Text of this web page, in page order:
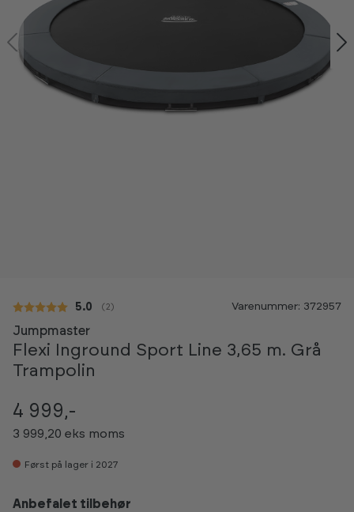
Gennemsnitlig vurdering:
5.0 ( stemmer:
2 ) Varenummer: 372957
Jumpmaster
Flexi Inground Sport Line 3,65 m. Grå
Trampolin
4 999,-
3 999,20 eks moms
Først på lager i 2027
Anbefalet tilbehør